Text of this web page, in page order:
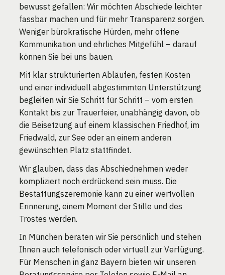
bewusst gefallen: Wir möchten Abschiede leichter
fassbar machen und für mehr Transparenz sorgen.
Weniger bürokratische Hürden, mehr offene
Kommunikation und ehrliches Mitgefühl – darauf
können Sie bei uns bauen.
Mit klar strukturierten Abläufen, festen Kosten
und einer individuell abgestimmten Unterstützung
begleiten wir Sie Schritt für Schritt – vom ersten
Kontakt bis zur Trauerfeier, unabhängig davon, ob
die Beisetzung auf einem klassischen Friedhof, im
Friedwald, zur See oder an einem anderen
gewünschten Platz stattfindet.
Wir glauben, dass das Abschiednehmen weder
kompliziert noch erdrückend sein muss. Die
Bestattungszeremonie kann zu einer wertvollen
Erinnerung, einem Moment der Stille und des
Trostes werden.
In München beraten wir Sie persönlich und stehen
Ihnen auch telefonisch oder virtuell zur Verfügung.
Für Menschen in ganz Bayern bieten wir unseren